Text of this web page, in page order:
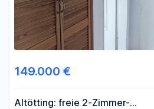
149.000 €
Altötting: freie 2-Zimmer-